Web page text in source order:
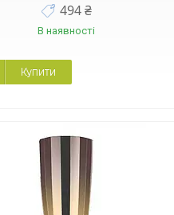
494 ₴
В наявності
Купити